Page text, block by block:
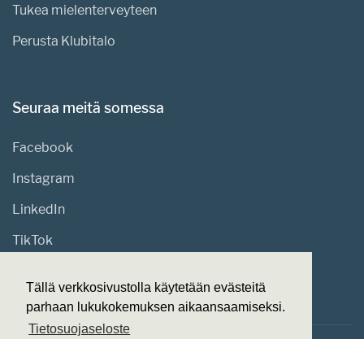
Tällä verkkosivustolla käytetään evästeitä
parhaan lukukokemuksen aikaansaamiseksi.
Tietosuojaseloste
Tukea mielenterveyteen
Perusta Klubitalo
Seuraa meitä somessa
Facebook
Instagram
LinkedIn
TikTok